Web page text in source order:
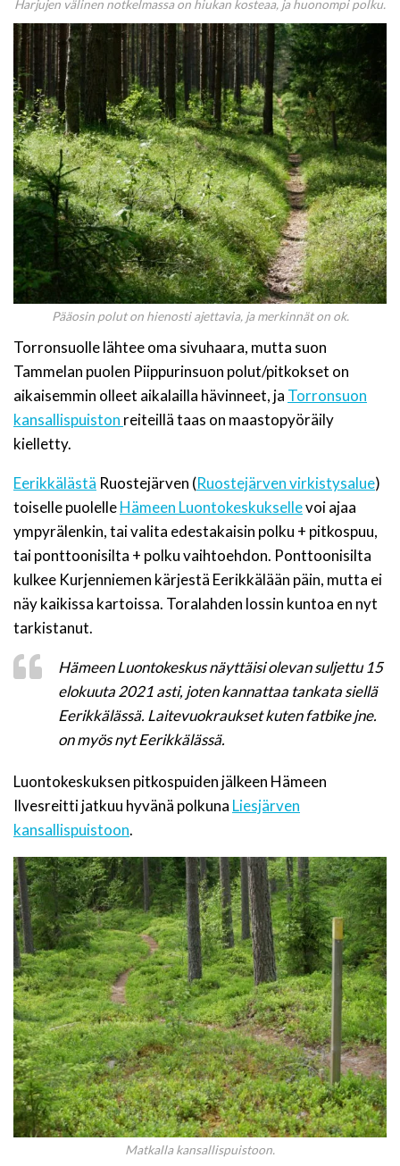
Harjujen välinen notkelmassa on hiukan kosteaa, ja huonompi polku.
Pääosin polut on hienosti ajettavia, ja merkinnät on ok.
Torronsuolle lähtee oma sivuhaara, mutta suon
Tammelan puolen Piippurinsuon polut/pitkokset on
aikaisemmin olleet aikalailla hävinneet, ja Torronsuon
kansallispuiston reiteillä taas on maastopyöräily
kielletty.
Eerikkälästä Ruostejärven (Ruostejärven virkistysalue)
toiselle puolelleHämeen Luontokeskuksellevoi ajaa
ympyrälenkin, tai valita edestakaisin polku + pitkospuu,
tai ponttoonisilta + polku vaihtoehdon. Ponttoonisilta
kulkee Kurjenniemen kärjestä Eerikkälään päin, mutta ei
näy kaikissa kartoissa. Toralahden lossin kuntoa en nyt
tarkistanut.
Hämeen Luontokeskus näyttäisi olevan suljettu 15
elokuuta 2021 asti, joten kannattaa tankata siellä
Eerikkälässä. Laitevuokraukset kuten fatbike jne.
on myös nyt Eerikkälässä.
Luontokeskuksen pitkospuiden jälkeen Hämeen
Ilvesreitti jatkuu hyvänä polkuna Liesjärven
kansallispuistoon.
Matkalla kansallispuistoon.